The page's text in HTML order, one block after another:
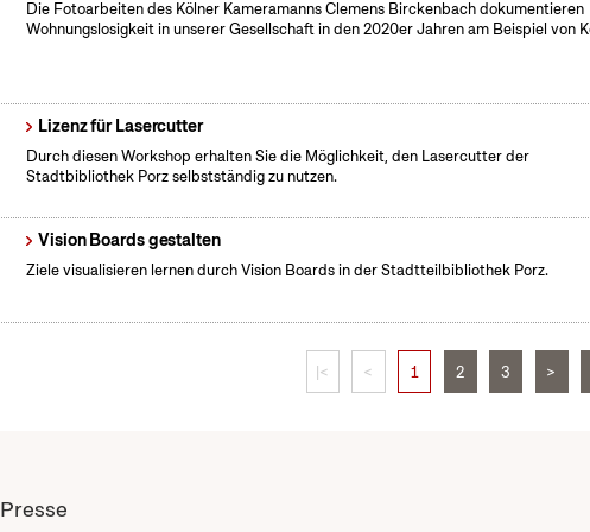
Die Fotoarbeiten des Kölner Kameramanns Clemens Birckenbach dokumentieren
Wohnungslosigkeit in unserer Gesellschaft in den 2020er Jahren am Beispiel von
Lizenz für Lasercutter
Durch diesen Workshop erhalten Sie die Möglichkeit, den Lasercutter der
Stadtbibliothek Porz selbstständig zu nutzen.
Vision Boards gestalten
Ziele visualisieren lernen durch Vision Boards in der Stadtteilbibliothek Porz.
|< < 1 2 3 >
Presse